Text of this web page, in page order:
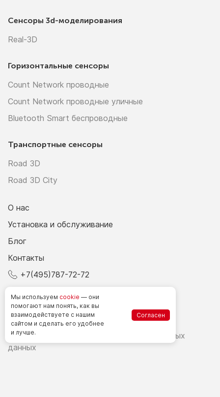
Сенсоры 3d-моделирования
Real-3D
Горизонтальные сенсоры
Count Network проводные
Count Network проводные уличные
Bluetooth Smart беспроводные
Транспортные сенсоры
Road 3D
Road 3D City
О нас
Установка и обслуживание
Блог
Контакты
+7(495)787-72-72
Счетчики посетителей в РФ
Политика в области обработки персональных
данных
Мы используем cookie — они
помогают нам понять, как вы
взаимодействуете с нашим
сайтом и сделать его удобнее
и лучше.
Согласен